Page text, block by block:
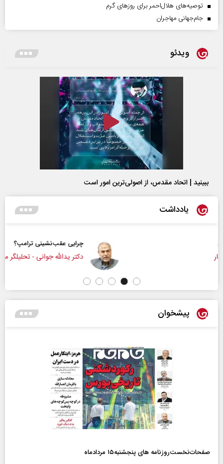
توصیه‌های هلال‌احمر برای روز‌های گرم
جام‌جهانی مهاجران
ویدئو
ببینید | اتحاد مقدس، از اصولی‌ترین امور است
یادداشت
چرایی عقب‌نشینی ترامپ؟
دکتر یدالله جوانی - تحلیلگر مسائل سیاسی
پیشخوان
صفحات‌نخست‌روزنامه ها‌ی پنجشنبه‌۱۵ مردادماه